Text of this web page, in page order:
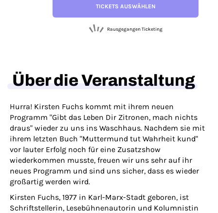
TICKETS AUSWÄHLEN
Rausgegangen Ticketing
Über die Veranstaltung
Hurra! Kirsten Fuchs kommt mit ihrem neuen
Programm "Gibt das Leben Dir Zitronen, mach nichts
draus" wieder zu uns ins Waschhaus. Nachdem sie mit
ihrem letzten Buch "Muttermund tut Wahrheit kund"
vor lauter Erfolg noch für eine Zusatzshow
wiederkommen musste, freuen wir uns sehr auf ihr
neues Programm und sind uns sicher, dass es wieder
großartig werden wird.
Kirsten Fuchs, 1977 in Karl-Marx-Stadt geboren, ist
Schriftstellerin, Lesebühnenautorin und Kolumnistin